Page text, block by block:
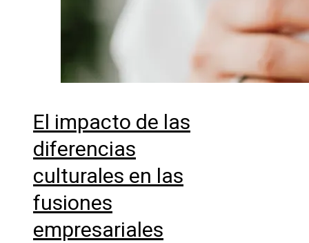
El impacto de las
diferencias
culturales en las
fusiones
empresariales